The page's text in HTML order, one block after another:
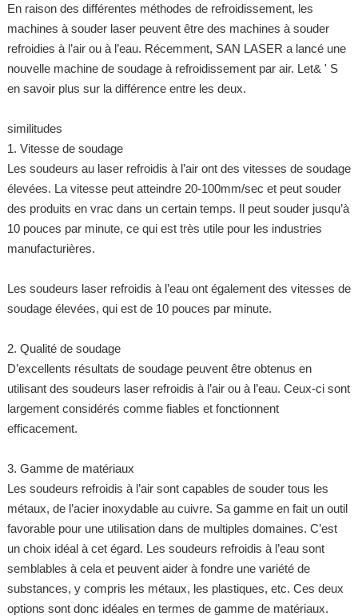
En raison des différentes méthodes de refroidissement, les
machines à souder laser peuvent être des machines à souder
refroidies à l’air ou à l’eau. Récemment, SAN LASER a lancé une
nouvelle machine de soudage à refroidissement par air. Let& ' S
en savoir plus sur la différence entre les deux.
similitudes
1. Vitesse de soudage
Les soudeurs au laser refroidis à l’air ont des vitesses de soudage
élevées. La vitesse peut atteindre 20-100mm/sec et peut souder
des produits en vrac dans un certain temps. Il peut souder jusqu’à
10 pouces par minute, ce qui est très utile pour les industries
manufacturières.
Les soudeurs laser refroidis à l’eau ont également des vitesses de
soudage élevées, qui est de 10 pouces par minute.
2. Qualité de soudage
D’excellents résultats de soudage peuvent être obtenus en
utilisant des soudeurs laser refroidis à l’air ou à l’eau. Ceux-ci sont
largement considérés comme fiables et fonctionnent
efficacement.
3. Gamme de matériaux
Les soudeurs refroidis à l’air sont capables de souder tous les
métaux, de l’acier inoxydable au cuivre. Sa gamme en fait un outil
favorable pour une utilisation dans de multiples domaines. C’est
un choix idéal à cet égard. Les soudeurs refroidis à l’eau sont
semblables à cela et peuvent aider à fondre une variété de
substances, y compris les métaux, les plastiques, etc. Ces deux
options sont donc idéales en termes de gamme de matériaux.